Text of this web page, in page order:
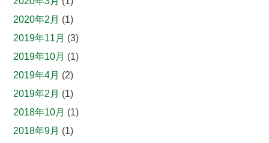
2020年2月 (1)
2019年11月 (3)
2019年10月 (1)
2019年4月 (2)
2019年2月 (1)
2018年10月 (1)
2018年9月 (1)